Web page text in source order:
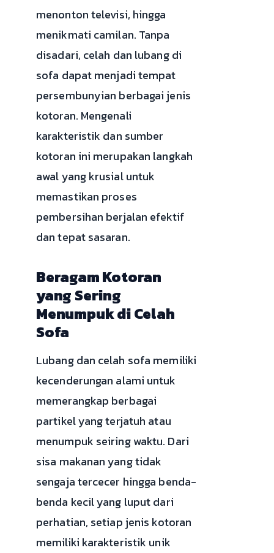
menonton televisi, hingga
menikmati camilan. Tanpa
disadari, celah dan lubang di
sofa dapat menjadi tempat
persembunyian berbagai jenis
kotoran. Mengenali
karakteristik dan sumber
kotoran ini merupakan langkah
awal yang krusial untuk
memastikan proses
pembersihan berjalan efektif
dan tepat sasaran.
Beragam Kotoran
yang Sering
Menumpuk di Celah
Sofa
Lubang dan celah sofa memiliki
kecenderungan alami untuk
memerangkap berbagai
partikel yang terjatuh atau
menumpuk seiring waktu. Dari
sisa makanan yang tidak
sengaja tercecer hingga benda-
benda kecil yang luput dari
perhatian, setiap jenis kotoran
memiliki karakteristik unik